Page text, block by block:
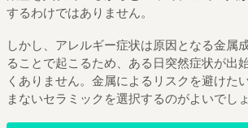
するわけではありません。
しかし、アレルギー症状は原因となる金属
ることで起こるため、ある日突然症状が出
くありません。金属によるリスクを避けた
まないセラミックを選択するのがよいでしょ